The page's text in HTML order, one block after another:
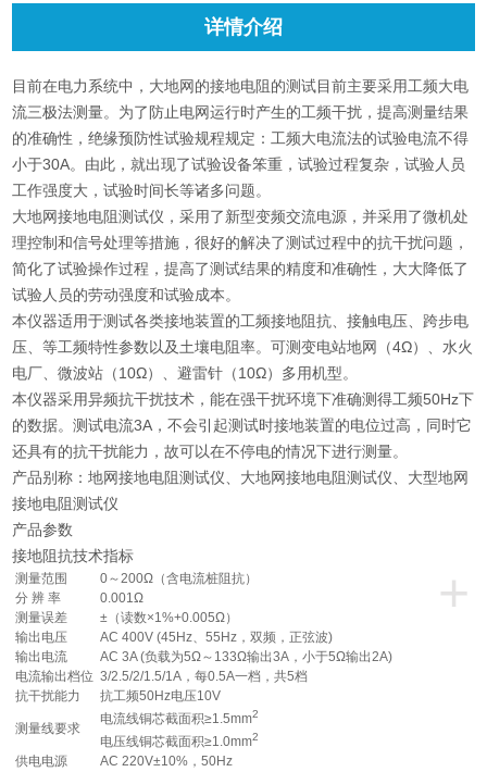
详情介绍
目前在电力系统中，大地网的接地电阻的测试目前主要采用工频大电
流三极法测量。为了防止电网运行时产生的工频干扰，提高测量结果
的准确性，绝缘预防性试验规程规定：工频大电流法的试验电流不得
小于30A。由此，就出现了试验设备笨重，试验过程复杂，试验人员
工作强度大，试验时间长等诸多问题。
大地网接地电阻测试仪，采用了新型变频交流电源，并采用了微机处
理控制和信号处理等措施，很好的解决了测试过程中的抗干扰问题，
简化了试验操作过程，提高了测试结果的精度和准确性，大大降低了
试验人员的劳动强度和试验成本。
本仪器适用于测试各类接地装置的工频接地阻抗、接触电压、跨步电
压、等工频特性参数以及土壤电阻率。可测变电站地网（4Ω）、水火
电厂、微波站（10Ω）、避雷针（10Ω）多用机型。
本仪器采用异频抗干扰技术，能在强干扰环境下准确测得工频50Hz下
的数据。测试电流3A，不会引起测试时接地装置的电位过高，同时它
还具有的抗干扰能力，故可以在不停电的情况下进行测量。
产品别称：地网接地电阻测试仪、大地网接地电阻测试仪、大型地网
接地电阻测试仪
产品参数
接地阻抗技术指标
+
测量范围
0～200Ω（含电流桩阻抗）
分 辨 率
0.001Ω
测量误差
±（读数×1%+0.005Ω）
输出电压
AC 400V (45Hz、55Hz，双频，正弦波)
输出电流
AC 3A (负载为5Ω～133Ω输出3A，小于5Ω输出2A)
电流输出档位 3/2.5/2/1.5/1A，每0.5A一档，共5档
抗干扰能力
抗工频50Hz电压10V
测量线要求
电流线铜芯截面积≥1.5mm2
电压线铜芯截面积≥1.0mm2
供电电源
AC 220V±10%，50Hz